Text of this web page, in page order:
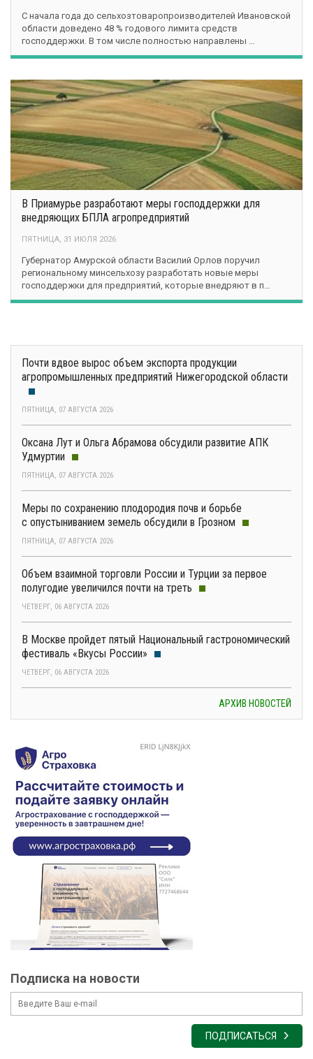
С начала года до сельхозтоваропроизводителей Ивановской
области доведено 48 % годового лимита средств
господдержки. В том числе полностью направлены …
В Приамурье разработают меры господдержки для
внедряющих БПЛА агропредприятий
ПЯТНИЦА, 31 ИЮЛЯ 2026
Губернатор Амурской области Василий Орлов поручил
региональному минсельхозу разработать новые меры
господдержки для предприятий, которые внедряют в п…
Почти вдвое вырос объем экспорта продукции
агропромышленных предприятий Нижегородской области
ПЯТНИЦА, 07 АВГУСТА 2026
Оксана Лут и Ольга Абрамова обсудили развитие АПК
Удмуртии
ПЯТНИЦА, 07 АВГУСТА 2026
Меры по сохранению плодородия почв и борьбе
с опустыниванием земель обсудили в Грозном
ПЯТНИЦА, 07 АВГУСТА 2026
Объем взаимной торговли России и Турции за первое
полугодие увеличился почти на треть
ЧЕТВЕРГ, 06 АВГУСТА 2026
В Москве пройдет пятый Национальный гастрономический
фестиваль «Вкусы России»
ЧЕТВЕРГ, 06 АВГУСТА 2026
АРХИВ НОВОСТЕЙ
Подписка на новости
ПОДПИСАТЬСЯ